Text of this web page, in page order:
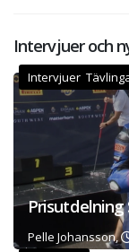
Intervjuer och
Intervjuer
Prisutdelning
Pelle Johansson,